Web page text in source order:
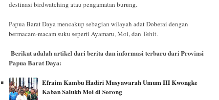
destinasi birdwatching atau pengamatan burung.
Papua Barat Daya mencakup sebagian wilayah adat Doberai dengan
bermacam-macam suku seperti Ayamaru, Moi, dan Tehit.
Berikut adalah artikel dari berita dan informasi terbaru dari Provinsi
Papua Barat Daya:
Efraim Kambu Hadiri Musyawarah Umum III Kwongke
Kaban Salukh Moi di Sorong